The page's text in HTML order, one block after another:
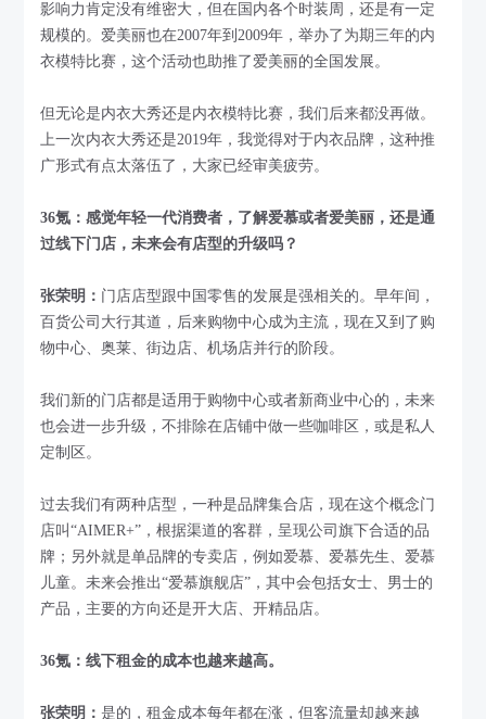
影响力肯定没有维密大，但在国内各个时装周，还是有一定
规模的。爱美丽也在2007年到2009年，举办了为期三年的内
衣模特比赛，这个活动也助推了爱美丽的全国发展。
但无论是内衣大秀还是内衣模特比赛，我们后来都没再做。
上一次内衣大秀还是2019年，我觉得对于内衣品牌，这种推
广形式有点太落伍了，大家已经审美疲劳。
36氪：感觉年轻一代消费者，了解爱慕或者爱美丽，还是通
过线下门店，未来会有店型的升级吗？
张荣明： 门店店型跟中国零售的发展是强相关的。早年间，
百货公司大行其道，后来购物中心成为主流，现在又到了购
物中心、奥莱、街边店、机场店并行的阶段。
我们新的门店都是适用于购物中心或者新商业中心的，未来
也会进一步升级，不排除在店铺中做一些咖啡区，或是私人
定制区。
过去我们有两种店型，一种是品牌集合店，现在这个概念门
店叫“AIMER+”，根据渠道的客群，呈现公司旗下合适的品
牌；另外就是单品牌的专卖店，例如爱慕、爱慕先生、爱慕
儿童。未来会推出“爱慕旗舰店”，其中会包括女士、男士的
产品，主要的方向还是开大店、开精品店。
36氪：线下租金的成本也越来越高。
张荣明：是的，租金成本每年都在涨，但客流量却越来越